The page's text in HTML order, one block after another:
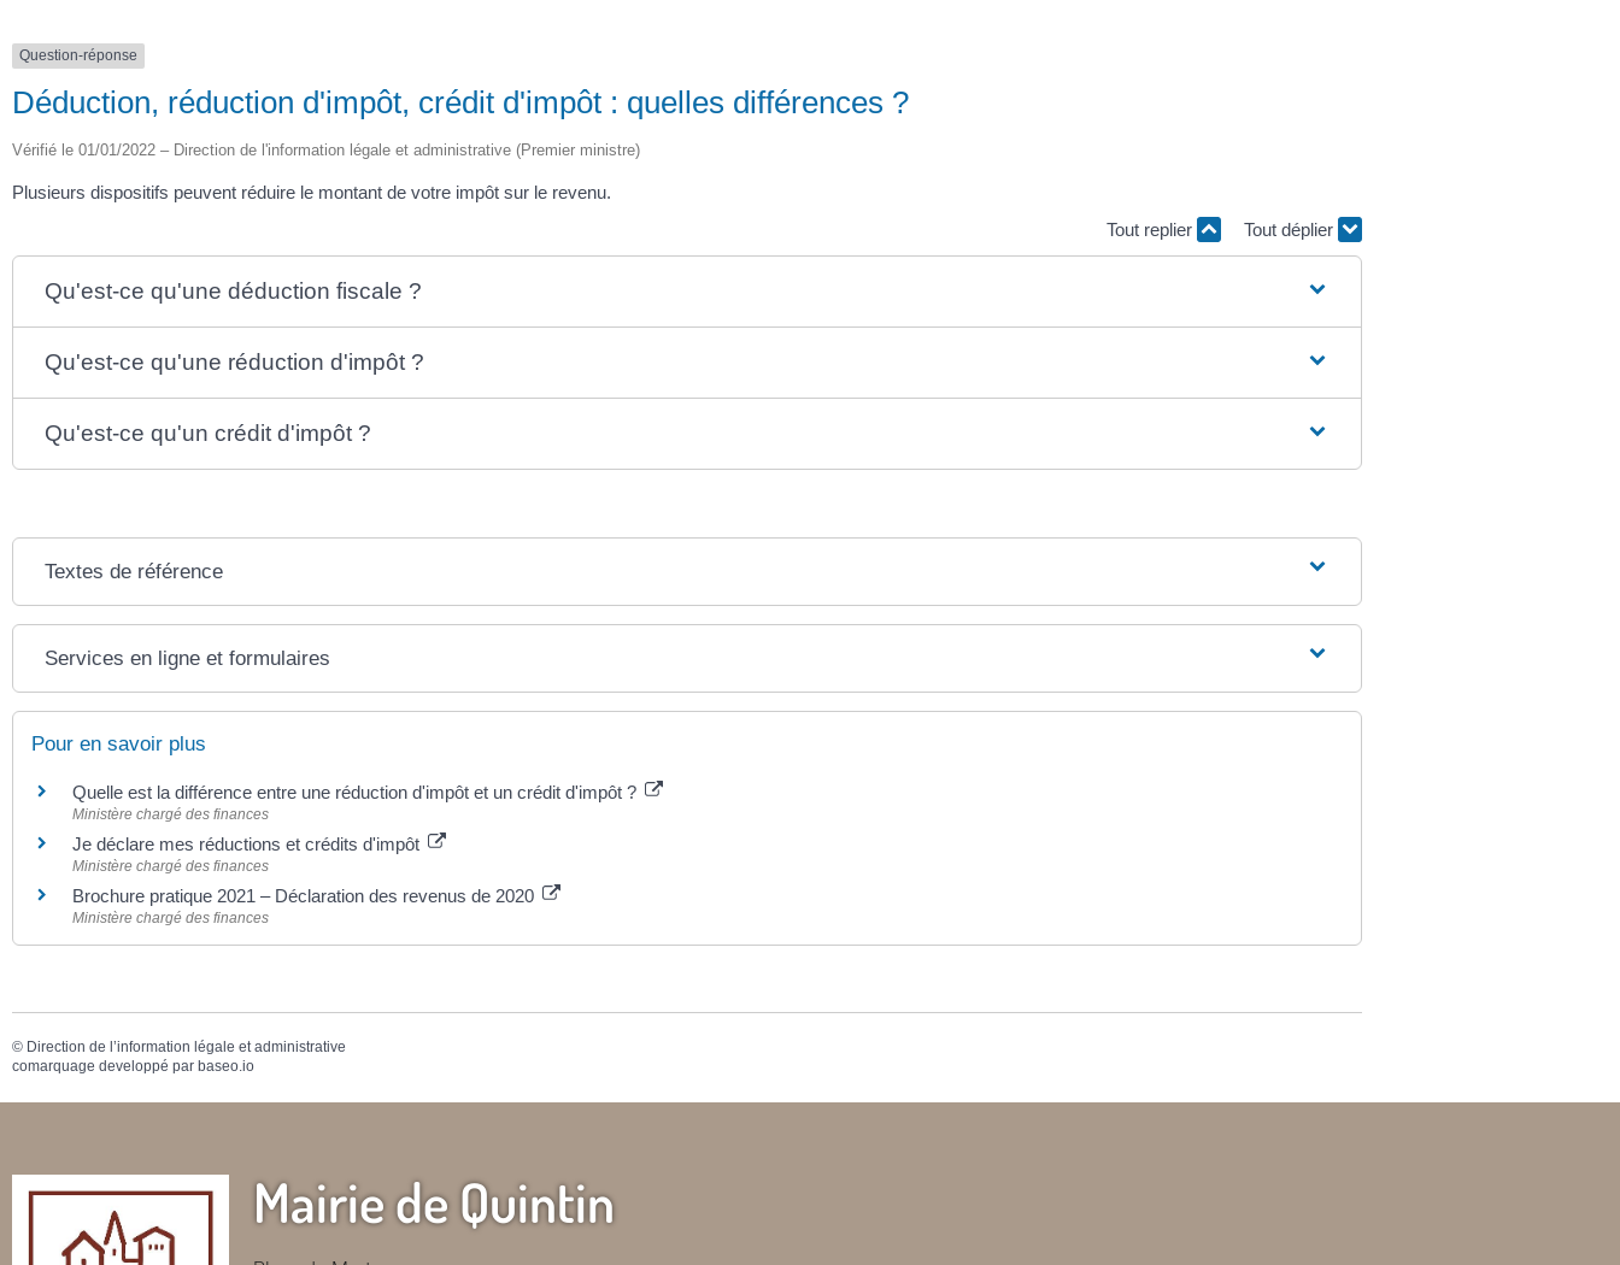
Question-réponse
Déduction, réduction d'impôt, crédit d'impôt : quelles différences ?
Vérifié le 01/01/2022 – Direction de l'information légale et administrative (Premier ministre)
Plusieurs dispositifs peuvent réduire le montant de votre impôt sur le revenu.
Tout replier
Tout déplier
Qu'est-ce qu'une déduction fiscale ?
Qu'est-ce qu'une réduction d'impôt ?
Qu'est-ce qu'un crédit d'impôt ?
Textes de référence
Services en ligne et formulaires
Pour en savoir plus
Quelle est la différence entre une réduction d'impôt et un crédit d'impôt ?
Ministère chargé des finances
Je déclare mes réductions et crédits d'impôt
Ministère chargé des finances
Brochure pratique 2021 – Déclaration des revenus de 2020
Ministère chargé des finances
© Direction de l’information légale et administrative
comarquage developpé par baseo.io
Mairie de Quintin